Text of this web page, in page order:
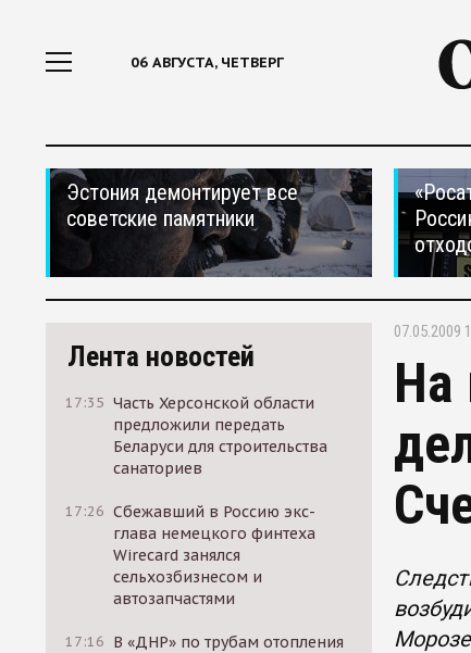
06 АВГУСТА, ЧЕТВЕРГ
Эстония демонтирует все
советские памятники
Лента новостей
17:35 Часть Херсонской области
предложили передать
Беларуси для строительства
санаториев
17:26 Сбежавший в Россию экс-
глава немецкого финтеха
Wirecard занялся
сельхозбизнесом и
автозапчастями
17:16 В «ДНР» по трубам отопления
07.05.2009
На